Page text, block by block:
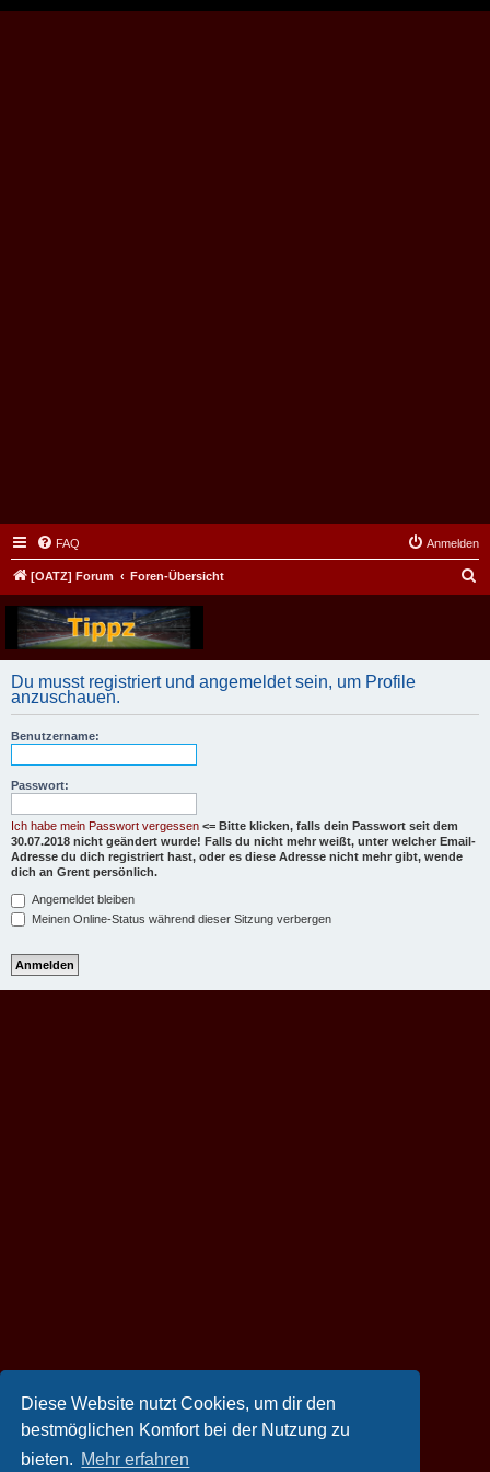
Diese Website nutzt Cookies, um dir den
bestmöglichen Komfort bei der Nutzung zu
bieten. Mehr erfahren
FAQ Anmelden
[OATZ] Forum Foren-Übersicht
Du musst registriert und angemeldet sein, um Profile
anzuschauen.
Benutzername:
Passwort:
Ich habe mein Passwort vergessen <= Bitte klicken, falls dein Passwort seit dem
30.07.2018 nicht geändert wurde! Falls du nicht mehr weißt, unter welcher Email-
Adresse du dich registriert hast, oder es diese Adresse nicht mehr gibt, wende
dich an Grent persönlich.
Angemeldet bleiben
Meinen Online-Status während dieser Sitzung verbergen